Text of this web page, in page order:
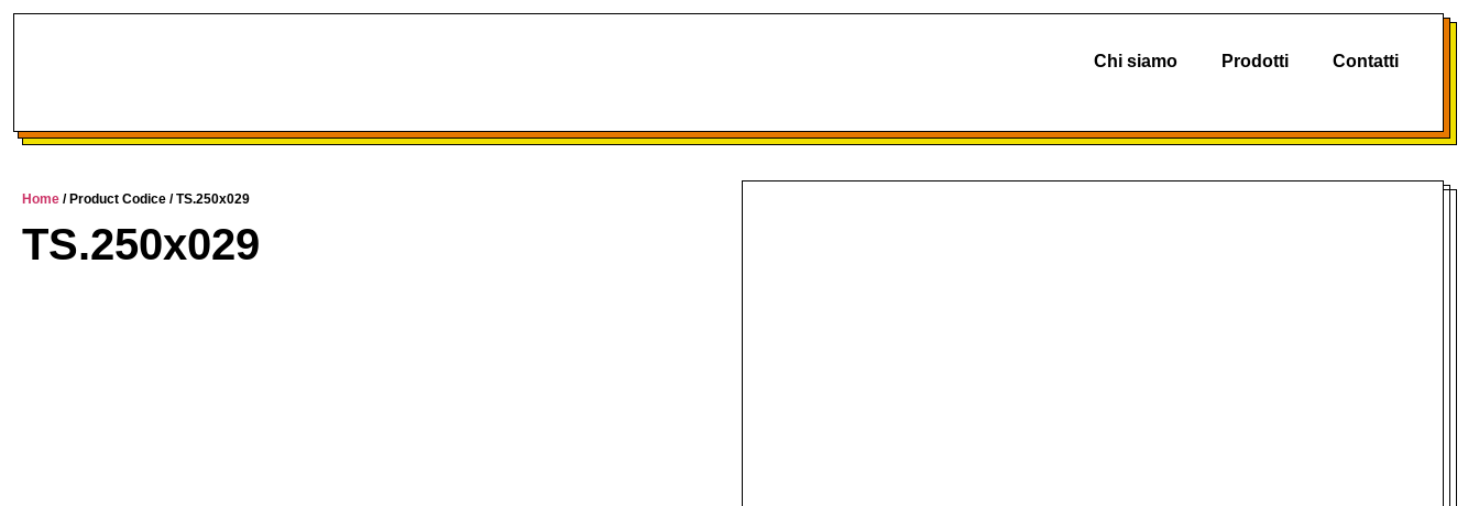
Chi siamo Prodotti Contatti
Home / Product Codice / TS.250x029
TS.250x029